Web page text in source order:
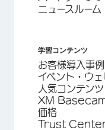
ニュースルーム
学習コンテンツ
お客様導入事例
イベント・ウ
人気コンテン
XM
価格
Trust